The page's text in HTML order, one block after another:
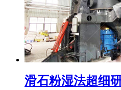
滑石粉湿法超细